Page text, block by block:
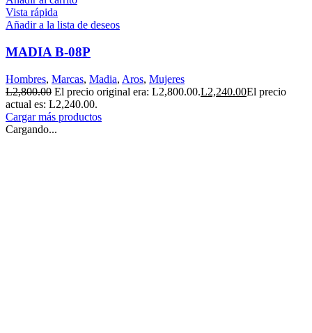
Vista rápida
Añadir a la lista de deseos
MADIA B-08P
Hombres, Marcas, Madia, Aros, Mujeres
L2,800.00 El precio original era: L2,800.00.L2,240.00El precio
actual es: L2,240.00.
Cargar más productos
Cargando...